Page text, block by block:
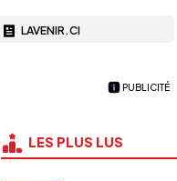
LAVENIR.CI
PUBLICITÉ
LES PLUS LUS